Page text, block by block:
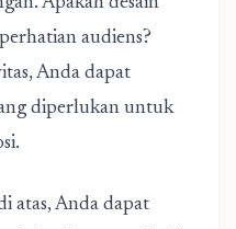
audiens?
Anda dapat
diperlukan untuk
atas, Anda dapat